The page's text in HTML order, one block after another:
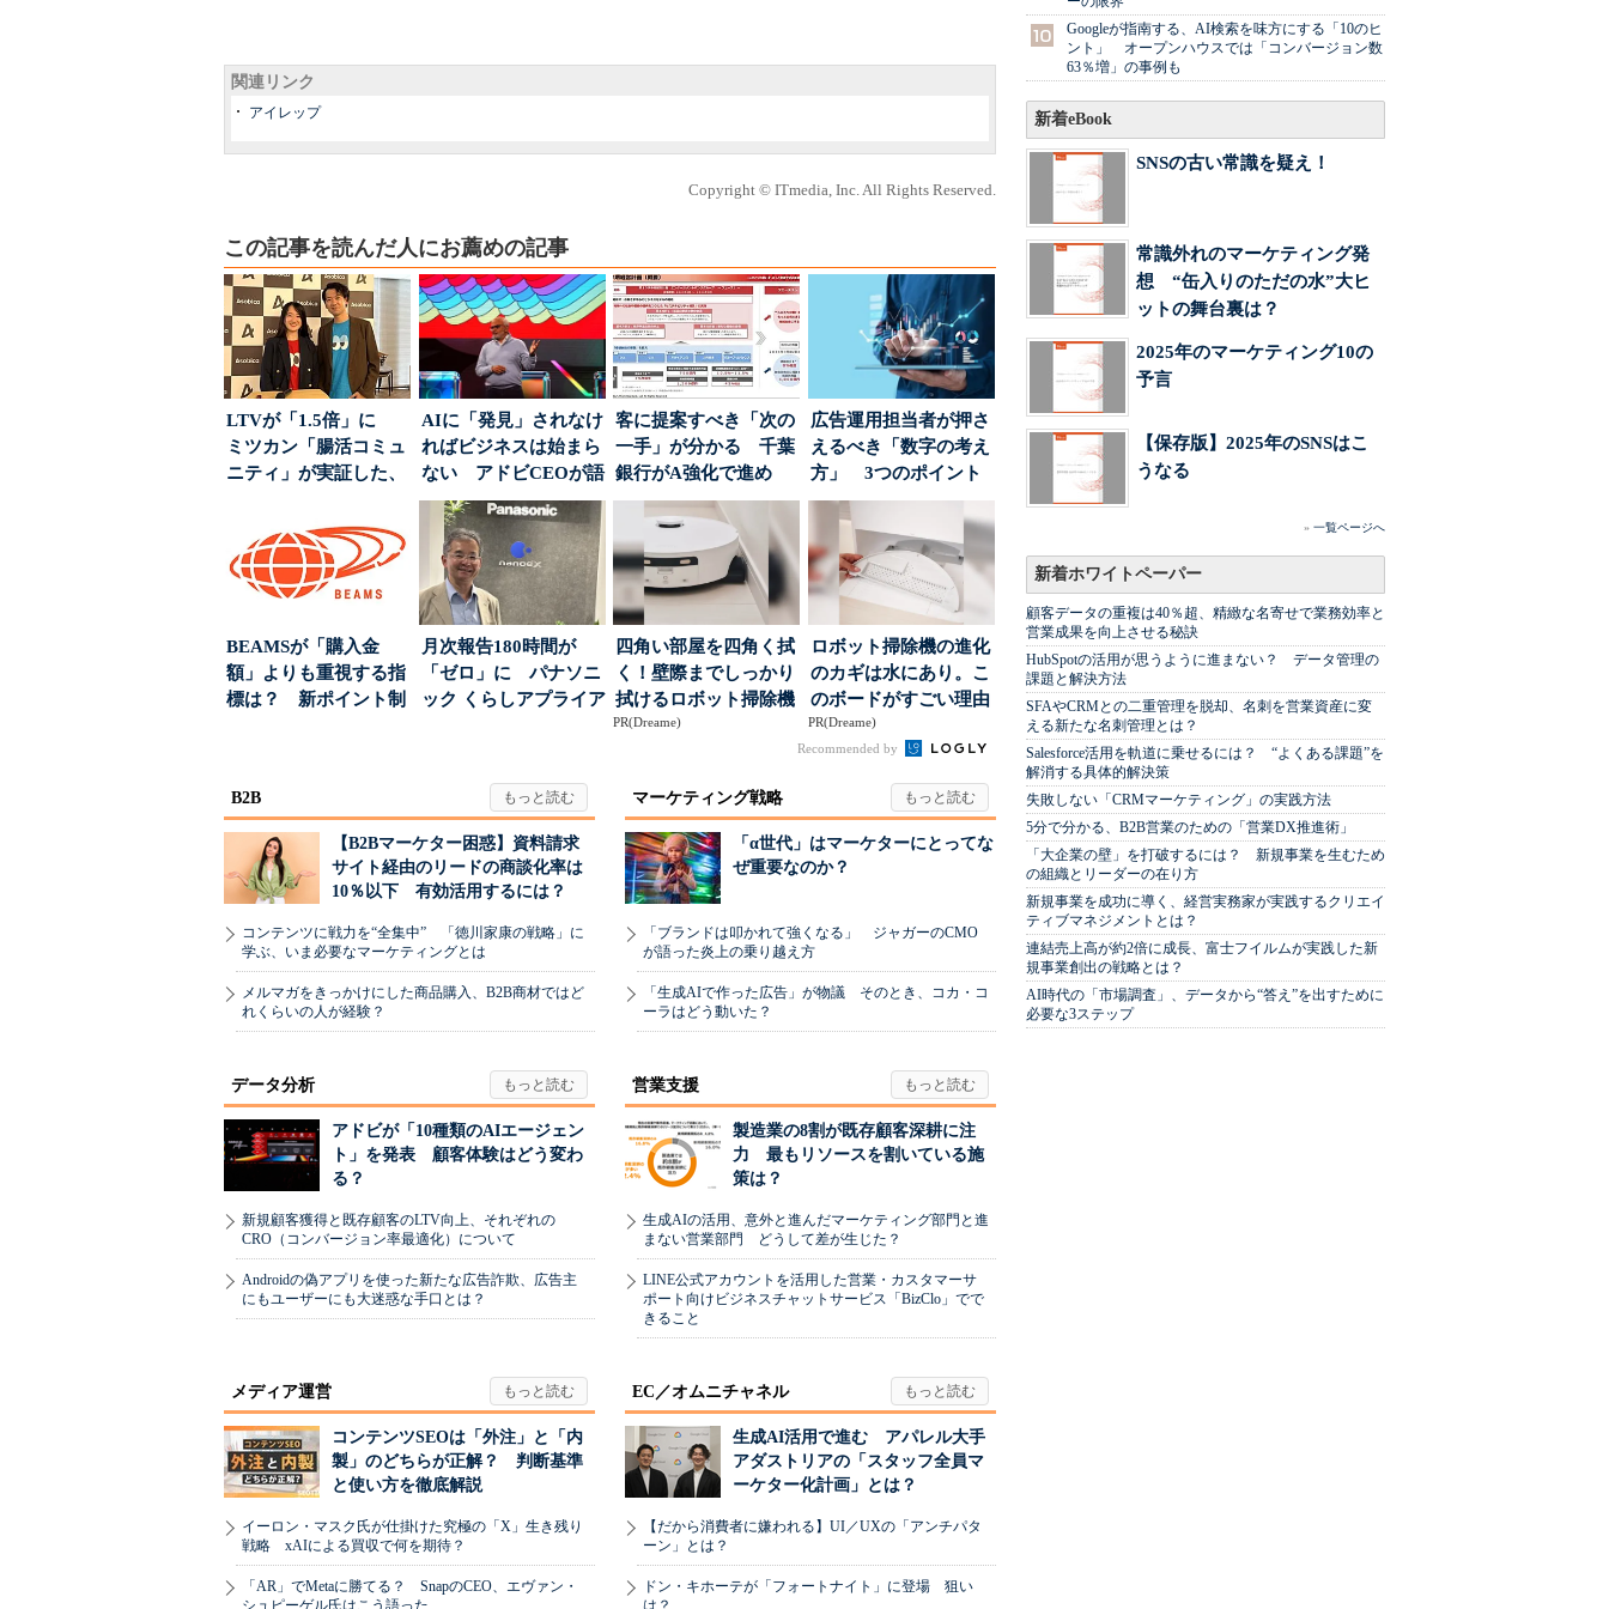
関連リンク
アイレップ
Copyright © ITmedia, Inc. All Rights Reserved.
この記事を読んだ人にお薦めの記事
LTVが「1.5倍」に
ミツカン「腸活コミュ
ニティ」が実証した、
AIに「発見」されなけ
ればビジネスは始まら
ない アドビCEOが語
った、AIエージ...
客に提案すべき「次の
一手」が分かる 千葉
銀行がA強化で進め
る“One to On...
広告運用担当者が押さ
えるべき「数字の考え
方」 3つのポイント
とは
BEAMSが「購入金
額」よりも重視する指
標は？ 新ポイント制
月次報告180時間が
「ゼロ」に パナソニ
ック くらしアプライア
四角い部屋を四角く拭
く！壁際までしっかり
拭けるロボット掃除機
PR(Dreame)
ロボット掃除機の進化
のカギは水にあり。こ
のボードがすごい理由
PR(Dreame)
Recommended by
B2B
【B2Bマーケター困惑】資料請求
サイト経由のリードの商談化率は
10％以下 有効活用するには？
コンテンツに戦力を“全集中” 「徳川家康の戦略」に
学ぶ、いま必要なマーケティングとは
メルマガをきっかけにした商品購入、B2B商材ではど
れくらいの人が経験？
マーケティング戦略
「α世代」はマーケターにとってな
ぜ重要なのか？
「ブランドは叩かれて強くなる」 ジャガーのCMO
が語った炎上の乗り越え方
「生成AIで作った広告」が物議 そのとき、コカ・コ
ーラはどう動いた？
データ分析
アドビが「10種類のAIエージェン
ト」を発表 顧客体験はどう変わ
る？
新規顧客獲得と既存顧客のLTV向上、それぞれの
CRO（コンバージョン率最適化）について
Androidの偽アプリを使った新たな広告詐欺、広告主
にもユーザーにも大迷惑な手口とは？
営業支援
製造業の8割が既存顧客深耕に注
力 最もリソースを割いている施
策は？
生成AIの活用、意外と進んだマーケティング部門と進
まない営業部門 どうして差が生じた？
LINE公式アカウントを活用した営業・カスタマーサ
ポート向けビジネスチャットサービス「BizClo」でで
きること
メディア運営
コンテンツSEOは「外注」と「内
製」のどちらが正解？ 判断基準
と使い方を徹底解説
イーロン・マスク氏が仕掛けた究極の「X」生き残り
戦略 xAIによる買収で何を期待？
「AR」でMetaに勝てる？ SnapのCEO、エヴァン・
EC／オムニチャネル
生成AI活用で進む アパレル大手
アダストリアの「スタッフ全員マ
ーケター化計画」とは？
【だから消費者に嫌われる】UI／UXの「アンチパタ
ーン」とは？
ドン・キホーテが「フォートナイト」に登場 狙い
Googleが指南する、AI検索を味方にする「10のヒ
ント」 オープンハウスでは「コンバージョン数
63％増」の事例も
新着eBook
SNSの古い常識を疑え！
常識外れのマーケティング発
想 “缶入りのただの水”大ヒ
ットの舞台裏は？
2025年のマーケティング10の
予言
【保存版】2025年のSNSはこ
うなる
» 一覧ページへ
新着ホワイトペーパー
顧客データの重複は40％超、精緻な名寄せで業務効率と
営業成果を向上させる秘訣
HubSpotの活用が思うように進まない？ データ管理の
課題と解決方法
SFAやCRMとの二重管理を脱却、名刺を営業資産に変
える新たな名刺管理とは？
Salesforce活用を軌道に乗せるには？ “よくある課題”を
解消する具体的解決策
失敗しない「CRMマーケティング」の実践方法
5分で分かる、B2B営業のための「営業DX推進術」
「大企業の壁」を打破するには？ 新規事業を生むため
の組織とリーダーの在り方
新規事業を成功に導く、経営実務家が実践するクリエイ
ティブマネジメントとは？
連結売上高が約2倍に成長、富士フイルムが実践した新
規事業創出の戦略とは？
AI時代の「市場調査」、データから“答え”を出すために
必要な3ステップ